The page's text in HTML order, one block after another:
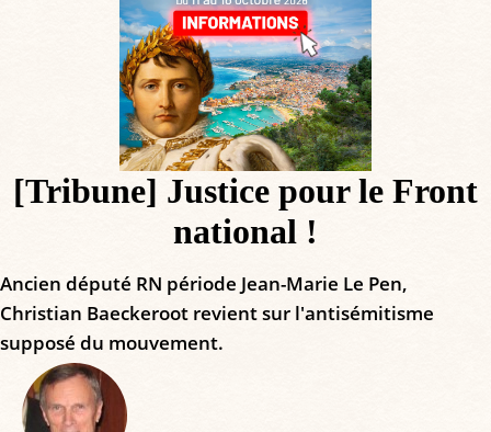
[Tribune] Justice pour le Front
national !
Ancien député RN période Jean-Marie Le Pen,
Christian Baeckeroot revient sur l'antisémitisme
supposé du mouvement.